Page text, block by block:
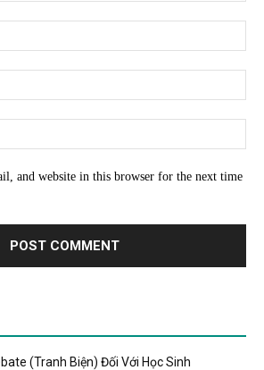
and website in this browser for the next time
(Tranh Biện) Đối Với Học Sinh